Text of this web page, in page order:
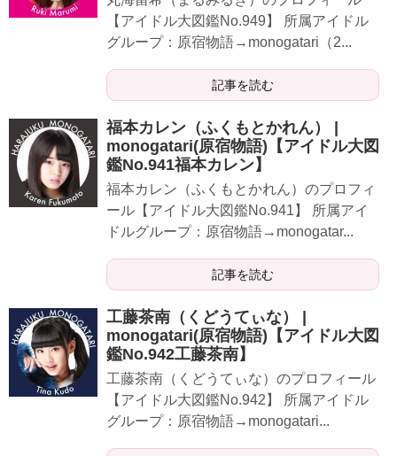
【アイドル大図鑑No.949】 所属アイドル
グループ：原宿物語→monogatari（2...
記事を読む
​福本カレン（ふくもとかれん） |
monogatari(原宿物語)【アイドル大図
鑑No.941福本カレン】
​​​​​福本カレン（ふくもとかれん）のプロフィ
ール【アイドル大図鑑No.941】 所属アイ
ドルグループ：原宿物語→monogatar...
記事を読む
​工藤茶南（くどうてぃな） |
monogatari(原宿物語)【アイドル大図
鑑No.942​工藤茶南】
​​​​​​工藤茶南（くどうてぃな）のプロフィール
【アイドル大図鑑No.942】 所属アイドル
グループ：原宿物語→monogatari...